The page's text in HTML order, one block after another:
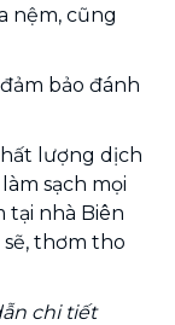
nệm, cũng
bảo đánh
lượng dịch
sạch mọi
tại nhà Biên
sẽ, thơm tho
chi tiết